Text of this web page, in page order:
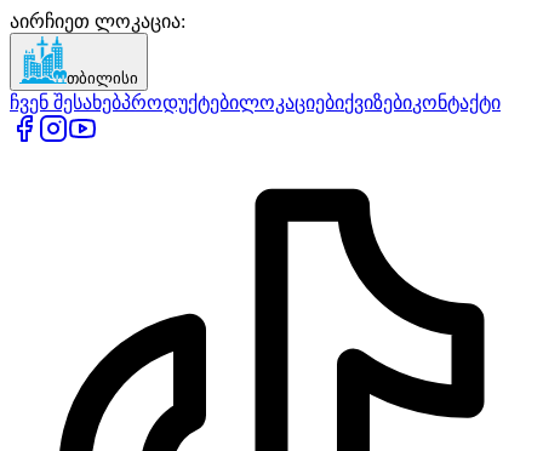
აირჩიეთ ლოკაცია:
თბილისი
ჩვენ შესახებპროდუქტებილოკაციებიქვიზებიკონტაქტი